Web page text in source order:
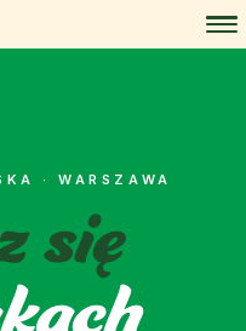
· WARSZAWA
się